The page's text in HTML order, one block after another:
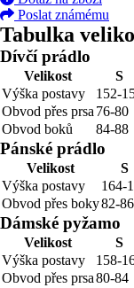
Poslat známému
Tabulka
Dívčí prádlo
Velikost S
Výška postavy
152-
Obvod přes prsa 76-80
Obvod boků
84-88
Pánské prádlo
Velikost S
Výška postavy
164-
Obvod přes boky82-86
Dámské pyžamo
Velikost S
Výška postavy
158-
Obvod přes prsa80-84